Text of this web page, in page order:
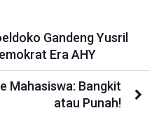
Gandeng Yusril
Era AHY
Mahasiswa: Bangkit
atau Punah!